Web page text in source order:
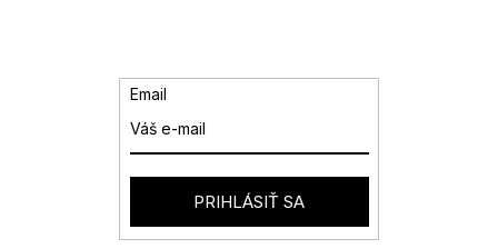
e
p
r
v
k
Email
PRIHLÁSIŤ SA